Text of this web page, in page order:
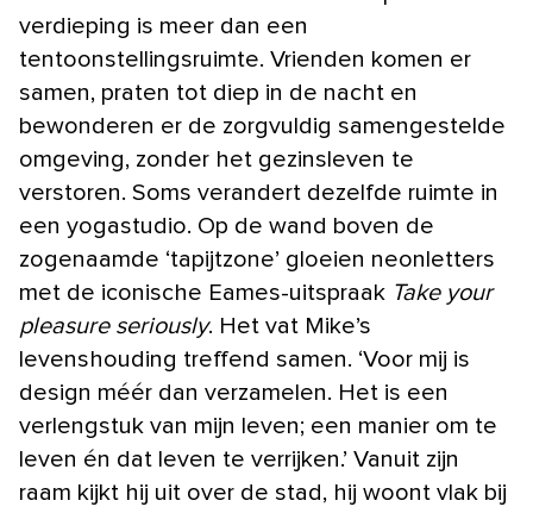
verdieping is meer dan een
tentoonstellingsruimte. Vrienden komen er
samen, praten tot diep in de nacht en
bewonderen er de zorgvuldig samengestelde
omgeving, zonder het gezinsleven te
verstoren. Soms verandert dezelfde ruimte in
een yogastudio. Op de wand boven de
zogenaamde ‘tapijtzone’ gloeien neonletters
met de iconische Eames-uitspraak Take your
pleasure seriously. Het vat Mike’s
levenshouding treffend samen. ‘Voor mij is
design méér dan verzamelen. Het is een
verlengstuk van mijn leven; een manier om te
leven én dat leven te verrijken.’ Vanuit zijn
raam kijkt hij uit over de stad, hij woont vlak bij